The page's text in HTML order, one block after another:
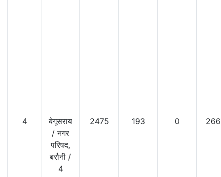
4
बेगूसराय
/नगर
परिषद,
बरौनी /
4
2475 193 0